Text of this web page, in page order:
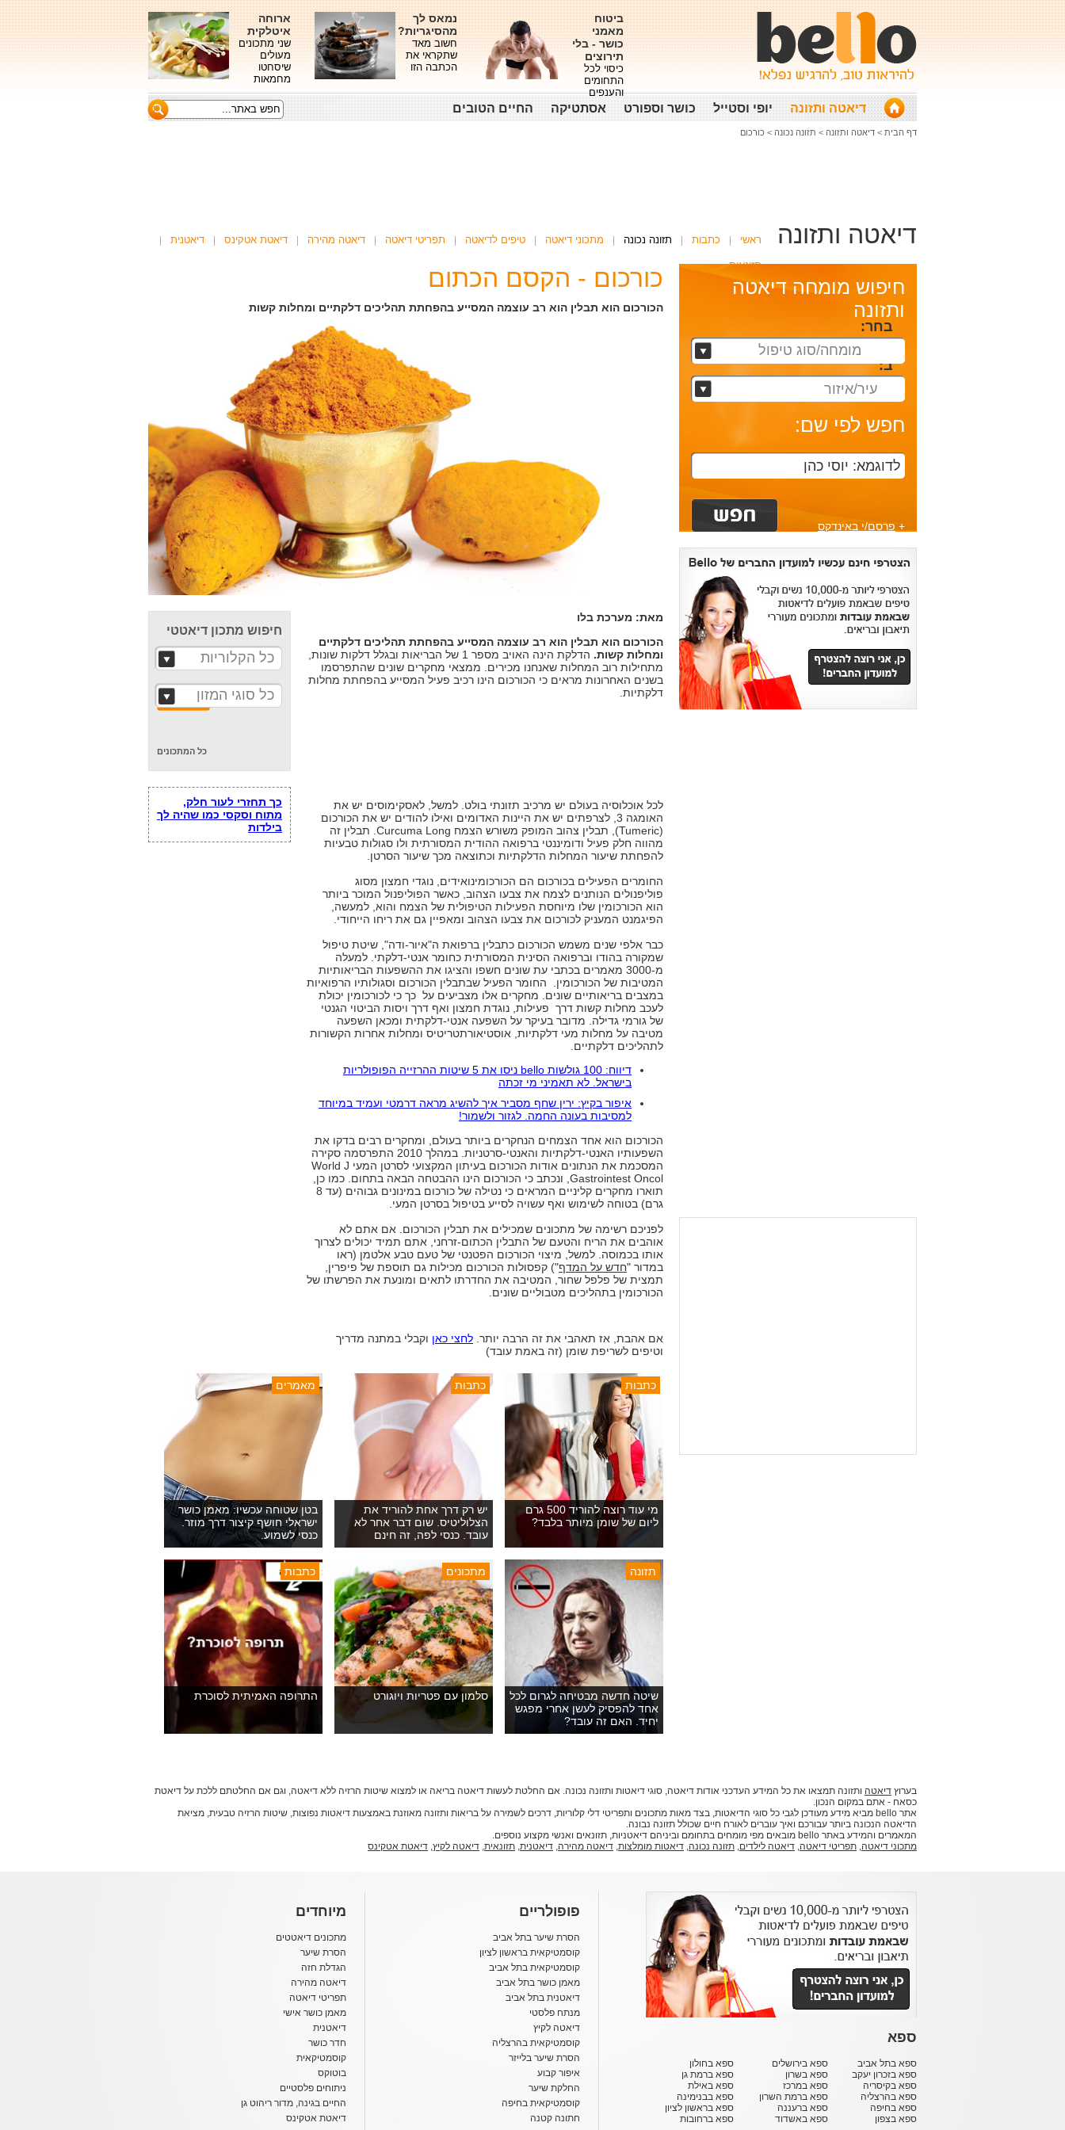
ביטוח
מאמני
כושר - בלי
תירוצים
כיסוי לכל
התחומים
והענפים
נמאס לך
מהסיגריות?
חשוב מאד
שתקראי את
הכתבה הזו
ארוחה
איטלקית
שני מתכונים
מעולים
שיסחטו
מחמאות
דיאטה ותזונה יופי וסטייל כושר וספורט אסתטיקה החיים הטובים
דף הבית > דיאטה ותזונה > תזונה נכונה > כורכום
דיאטה ותזונה ראשי כתבות תזונה נכונה מתכוני דיאטה טיפים לדיאטה תפריטי דיאטה דיאטה מהירה דיאטת אטקינס דיאטנית
תזונאית
חיפוש מומחה דיאטה
ותזונה
בחר:
מומחה/סוג טיפול
ב:
עיר/איזור
חפש לפי שם:
+ פרסם/י באינדקס
כורכום - הקסם הכתום
הכורכום הוא תבלין הוא רב עוצמה המסייע בהפחתת תהליכים דלקתיים ומחלות קשות
חיפוש מתכון דיאטטי
כל הקלוריות
כל סוגי המזון
כל המתכונים
כך תחזרי לעור חלק,
מתוח וסקסי כמו שהיה לך
בילדות
מאת: מערכת בלו
הכורכום הוא תבלין הוא רב עוצמה המסייע בהפחתת תהליכים דלקתיים
ומחלות קשות.
הדלקת הינה האויב מספר 1 של הבריאות ובגלל דלקות שונות,
מתחילות רוב המחלות שאנחנו מכירים. ממצאי מחקרים שונים שהתפרסמו
בשנים האחרונות מראים כי הכורכום הינו רכיב פעיל המסייע בהפחתת מחלות
דלקתיות.
לכל אוכלוסיה בעולם יש מרכיב תזונתי בולט. למשל, לאסקימוסים יש את
האומגה 3, לצרפתים יש את היינות האדומים ואילו להודים יש את הכורכום
(Tumeric), תבלין צהוב המופק משורש הצמח Curcuma Long. תבלין זה
מהווה חלק פעיל ודומיננטי ברפואה ההודית המסורתית ולו סגולות טבעיות
להפחתת שיעור המחלות הדלקתיות וכתוצאה מכך שיעור הסרטן.
החומרים הפעילים בכורכום הם הכורכומינואידים, נוגדי חמצון מסוג
פוליפנולים הנותנים לצמח את צבעו הצהוב, כאשר הפוליפנול המוכר ביותר
הוא הכורכומין שלו מיוחסת הפעילות הטיפולית של הצמח והוא, למעשה,
הפיגמנט המעניק לכורכום את צבעו הצהוב ומאפיין גם את ריחו הייחודי.
כבר אלפי שנים משמש הכורכום כתבלין ברפואת ה"איור-ודה", שיטת טיפול
שמקורה בהודו וברפואה הסינית המסורתית כחומר אנטי-דלקתי. למעלה
מ-3000 מאמרים בכתבי עת שונים חשפו והציגו את ההשפעות הבריאותיות
המטיבות של הכורכומין. החומר הפעיל שבתבלין הכורכום וסגולותיו הרפואיות
במצבים בריאותיים שונים. מחקרים אלו מצביעים על כך כי לכורכומין יכולת
לעכב מחלות קשות דרך פעילות, נוגדת חמצון ואף דרך ויסות הביטוי הגנטי
של גורמי גדילה. מדובר בעיקר על השפעה אנטי-דלקתית ומכאן השפעה
מטיבה על מחלות מעי דלקתיות, אוסטיאורתטריטיס ומחלות אחרות הקשורות
לתהליכים דלקתיים.
דיווח: 100 גולשות bello ניסו את 5 שיטות ההרזייה הפופולריות
בישראל. לא תאמיני מי זכתה
איפור בקיץ: ירין שחף מסביר איך להשיג מראה דרמטי ועמיד במיוחד
למסיבות בעונה החמה. לגזור ולשמור!
הכורכום הוא אחד הצמחים הנחקרים ביותר בעולם, ומחקרים רבים בדקו את
השפעותיו האנטי-דלקתיות והאנטי-סרטניות. במהלך 2010 התפרסמה סקירה
המסכמת את הנתונים אודות הכורכום בעיתון המקצועי לסרטן המעי World J
Gastrointest Oncol, ונכתב כי הכורכום הינו ההבטחה הבאה בתחום. כמו כן,
תוארו מחקרים קליניים המראים כי נטילה של כורכום במינונים גבוהים (עד 8
גרם) בטוחה לשימוש ואף עשויה לסייע בטיפול בסרטן המעי.
לפניכם רשימה של מתכונים שמכילים את תבלין הכורכום. אם אתם לא
אוהבים את הריח והטעם של התבלין הכתום-זרחני, אתם תמיד יכולים לצרוך
אותו בכמוסה. למשל, מיצוי הכורכום הפטנטי של טעם טבע אלטמן (ראו
במדור "חדש על המדף") קפסולות הכורכום מכילות גם תוספת של פיפרין,
תמצית של פלפל שחור, המטיבה את החדרתו לתאים ומונעת את הפרשתו של
הכורכומין בתהליכים מטבוליים שונים.
אם אהבת, אז תאהבי את זה הרבה יותר. לחצי כאן וקבלי במתנה מדריך
וטיפים לשריפת שומן (זה באמת עובד)
כתבות
מי עוד רוצה להוריד 500 גרם
ליום של שומן מיותר בלבד?
כתבות
יש רק דרך אחת להוריד את
הצלוליטיס. שום דבר אחר לא
עובד. כנסי לפה, זה חינם
מאמרים
בטן שטוחה עכשיו: מאמן כושר
ישראלי חושף קיצור דרך מוזר.
כנסי לשמוע.
תזונה
שיטה חדשה מבטיחה לגרום לכל
אחד להפסיק לעשן אחרי מפגש
יחיד. האם זה עובד?
מתכונים
סלמון עם פטריות ויוגורט
כתבות
התרופה האמיתית לסוכרת
בערוץ דיאטה ותזונה תמצאו את כל המידע העדכני אודות דיאטה, סוגי דיאטות ותזונה נכונה. אם החלטת לעשות דיאטה בריאה או למצוא שיטות הרזיה ללא דיאטה, וגם אם החלטתם ללכת על דיאטת
כסאח - אתם במקום הנכון.
אתר bello מביא מידע מעודכן לגבי כל סוגי הדיאטות, בצד מאות מתכונים ותפריטי דלי קלוריות, דרכים לשמירה על בריאות ותזונה מאוזנת באמצעות דיאטות נפוצות, שיטות הרזיה טבעית, מציאת
הדיאטה הנכונה ביותר עבורכם ואיך עוברים לאורח חיים שכולל תזונה נבונה.
המאמרים והמידע באתר bello מובאים מפי מומחים בתחומם וביניהם דיאטניות, תזונאים ואנשי מקצוע נוספים.
מתכוני דיאטה, תפריטי דיאטה, דיאטה לילדים, תזונה נכונה, דיאטות מומלצות, דיאטה מהירה, דיאטנית, תזונאית, דיאטה לקיץ, דיאטת אטקינס
ספא
ספא בתל אביב
ספא בזכרון יעקב
ספא בקיסריה
ספא בהרצליה
ספא בחיפה
ספא בצפון
ספא בירושלים
ספא בשרון
ספא במרכז
ספא ברמת השרון
ספא ברעננה
ספא באשדוד
ספא בחולון
ספא ברמת גן
ספא באילת
ספא בבנימינה
ספא בראשון לציון
ספא ברחובות
פופולריים
הסרת שיער בתל אביב
קוסמטיקאית בראשון לציון
קוסמטיקאית בתל אביב
מאמן כושר בתל אביב
דיאטנית בתל אביב
מנתח פלסטי
דיאטה לקיץ
קוסמטיקאית בהרצליה
הסרת שיער בלייזר
איפור קבוע
החלקת שיער
קוסמטיקאית בחיפה
חתונה קטנה
מיוחדים
מתכונים דיאטטים
הסרת שיער
הגדלת חזה
דיאטה מהירה
תפריטי דיאטה
מאמן כושר אישי
דיאטנית
חדר כושר
קוסמטיקאית
בוטוקס
ניתוחים פלסטיים
החיים בגינה, מדור ריהוט גן
דיאטת אטקינס